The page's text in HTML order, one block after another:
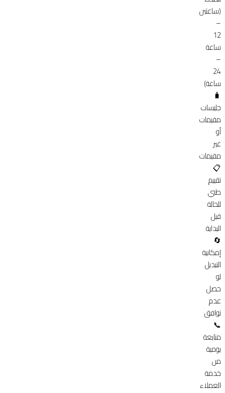
(ساعتين
–
12
ساعة
–
24
ساعة)
🧳
جليسات
مقيمات
أو
غير
مقيمات
📋
تقييم
طبي
للحالة
قبل
البداية
🔄
إمكانية
التبديل
لو
حصل
عدم
توافق
📞
متابعة
يومية
من
خدمة
العملاء